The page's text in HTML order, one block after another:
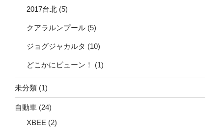
2017台北 (5)
クアラルンプール (5)
ジョグジャカルタ (10)
どこかにビューン！ (1)
未分類 (1)
自動車 (24)
XBEE (2)